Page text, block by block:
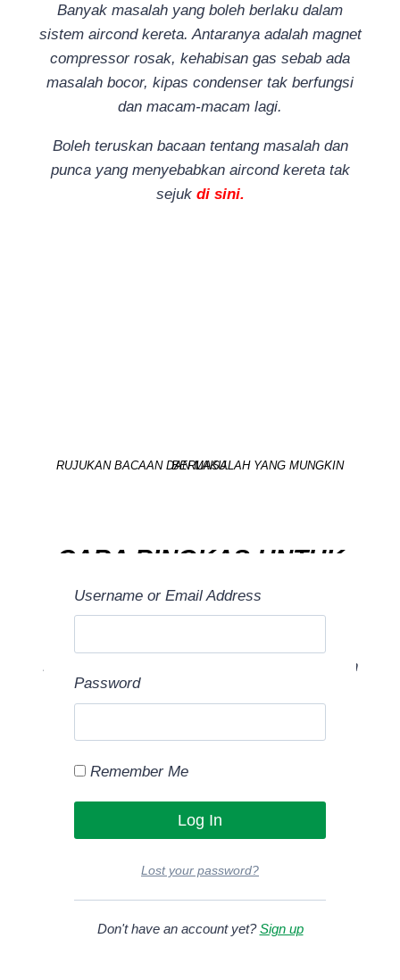
Banyak masalah yang boleh berlaku dalam
sistem aircond kereta. Antaranya adalah magnet
compressor rosak, kehabisan gas sebab ada
masalah bocor, kipas condenser tak berfungsi
dan macam-macam lagi.
Boleh teruskan bacaan tentang masalah dan
punca yang menyebabkan aircond kereta tak
sejuk di sini.
RUJUKAN BACAAN DAN MASALAH YANG MUNGKIN BERLAKU.
CARA RINGKAS UNTUK
CHECK MASALAH
AIRCOND KERETA
Menggunakan deria mata kasar dan melibatkan
penggunaan aircond manifold gauge. Macam
Username or Email Address
Password
Remember Me
Lost your password?
Don't have an account yet?Sign up